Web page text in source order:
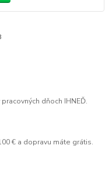
dňoch IHNEĎ.
€ a dopravu máte grátis.